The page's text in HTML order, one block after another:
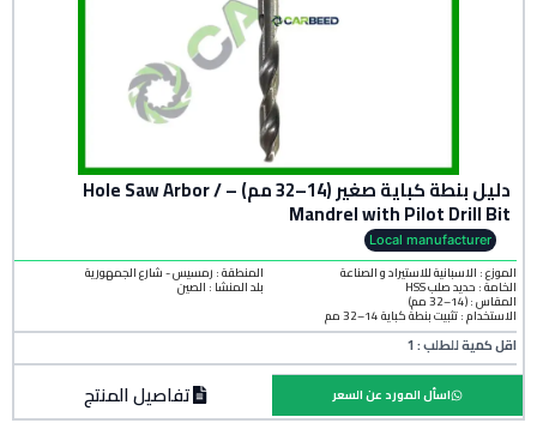
دليل بنطة كباية صغير (14–32 مم) – Hole Saw Arbor /
Mandrel with Pilot Drill Bit
Local manufacturer
الموزع : الاسبانية للاستيراد و الصناعة
الخامة : حديد صلب HSS
المنطقة : رمسيس - شارع الجمهورية
بلد المنشأ : الصين
المقاس : (14–32 مم)
الاستخدام : تثبيت بنطة كباية 14–32 مم
اقل كمية للطلب : 1
تفاصيل المنتج اسأل المورد عن السعر